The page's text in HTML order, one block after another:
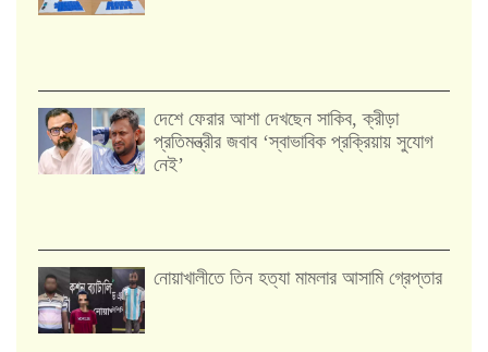
দেশে ফেরার আশা দেখছেন সাকিব, ক্রীড়া
প্রতিমন্ত্রীর জবাব ‘স্বাভাবিক প্রক্রিয়ায় সুযোগ
নেই’
নোয়াখালীতে তিন হত্যা মামলার আসামি গ্রেপ্তার